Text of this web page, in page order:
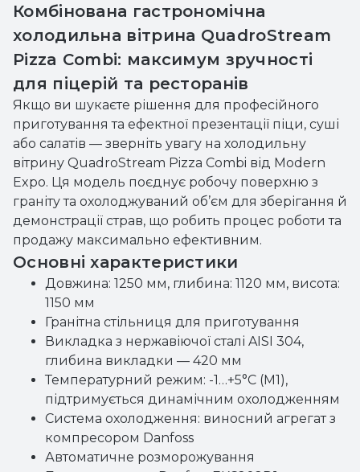
Комбінована гастрономічна
холодильна вітрина QuadroStream
Pizza Combi: максимум зручності
для піцерій та ресторанів
Якщо ви шукаєте рішення для професійного
приготування та ефектної презентації піци, суші
або салатів — зверніть увагу на холодильну
вітрину QuadroStream Pizza Combi від Modern
Expo. Ця модель поєднує робочу поверхню з
граніту та охолоджуваний об’єм для зберігання й
демонстрації страв, що робить процес роботи та
продажу максимально ефективним.
Основні характеристики
Довжина: 1250 мм, глибина: 1120 мм, висота:
1150 мм
Гранітна стільниця для приготування
Викладка з нержавіючої сталі AISI 304,
глибина викладки — 420 мм
Температурний режим: -1…+5°C (M1),
підтримується динамічним охолодженням
Система охолодження: виносний агрегат з
компресором Danfoss
Автоматичне розморожування